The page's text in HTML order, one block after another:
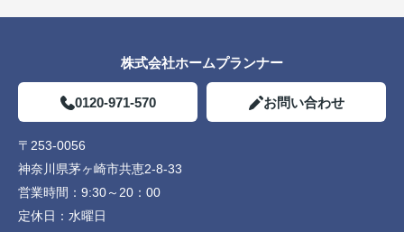
株式会社ホームプランナー
0120-971-570 お問い合わせ
〒253-0056
神奈川県茅ヶ崎市共恵2-8-33
営業時間： 9:30～20：00
定休日： 水曜日